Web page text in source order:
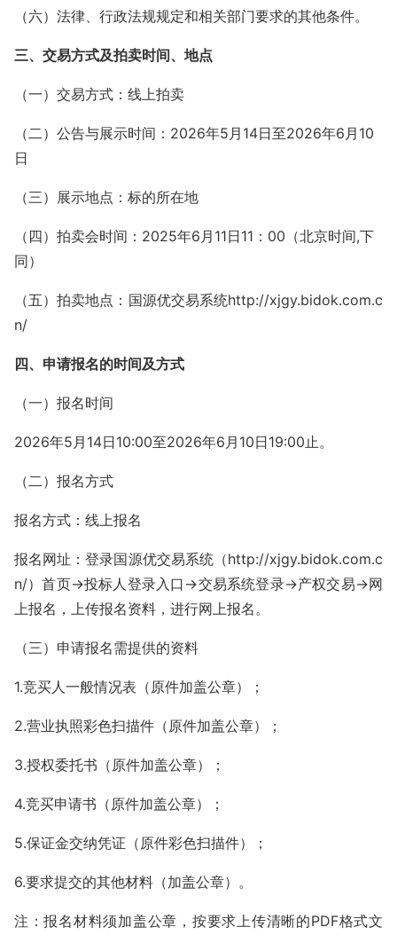
（六）法律、行政法规规定和相关部门要求的其他条件。
三、交易方式及拍卖时间、地点
（一）交易方式：线上拍卖
（二）公告与展示时间：2026年5月14日至2026年6月10
日
（三）展示地点：标的所在地
（四）拍卖会时间：2025年6月11日11：00（北京时间,下
同）
（五）拍卖地点：国源优交易系统http://xjgy.bidok.com.c
n/
四、申请报名的时间及方式
（一）报名时间
2026年5月14日10:00至2026年6月10日19:00止。
（二）报名方式
报名方式：线上报名
报名网址：登录国源优交易系统（http://xjgy.bidok.com.c
n/）首页→投标人登录入口→交易系统登录→产权交易→网
上报名，上传报名资料，进行网上报名。
（三）申请报名需提供的资料
1.竞买人一般情况表（原件加盖公章）；
2.营业执照彩色扫描件（原件加盖公章）；
3.授权委托书（原件加盖公章）；
4.竞买申请书（原件加盖公章）；
5.保证金交纳凭证（原件彩色扫描件）；
6.要求提交的其他材料（加盖公章）。
注：报名材料须加盖公章，按要求上传清晰的PDF格式文